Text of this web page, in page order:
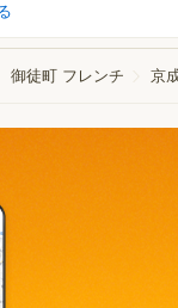
御徒町 フレンチ 京